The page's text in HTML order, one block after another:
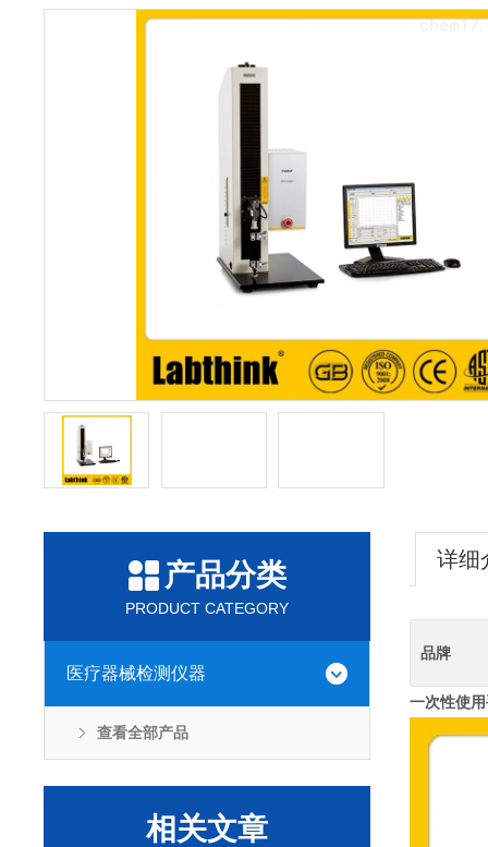
产品分类
PRODUCT CATEGORY
医疗器械检测仪器
查看全部产品
相关文章
详细
品牌
一次性使